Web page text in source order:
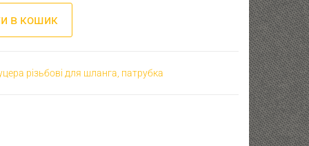
в кошик
різьбові для шланга, патрубка